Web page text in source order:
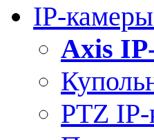
IP-
Axis
PTZ